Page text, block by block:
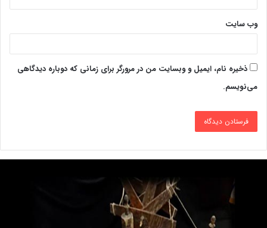
وب‌ سایت
ذخیره نام، ایمیل و وبسایت من در مرورگر برای زمانی که دوباره دیدگاهی
می‌نویسم.